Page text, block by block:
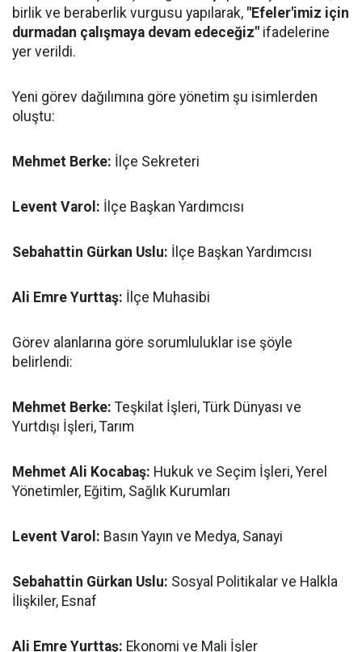
birlik ve beraberlik vurgusu yapılarak, "Efeler'imiz için
durmadan çalışmaya devam edeceğiz" ifadelerine
yer verildi.
Yeni görev dağılımına göre yönetim şu isimlerden
oluştu:
Mehmet Berke: İlçe Sekreteri
Levent Varol: İlçe Başkan Yardımcısı
Sebahattin Gürkan Uslu: İlçe Başkan Yardımcısı
Ali Emre Yurttaş: İlçe Muhasibi
Görev alanlarına göre sorumluluklar ise şöyle
belirlendi:
Mehmet Berke: Teşkilat İşleri, Türk Dünyası ve
Yurtdışı İşleri, Tarım
Mehmet Ali Kocabaş: Hukuk ve Seçim İşleri, Yerel
Yönetimler, Eğitim, Sağlık Kurumları
Levent Varol: Basın Yayın ve Medya, Sanayi
Sebahattin Gürkan Uslu: Sosyal Politikalar ve Halkla
İlişkiler, Esnaf
Ali Emre Yurttaş: Ekonomi ve Mali İşler